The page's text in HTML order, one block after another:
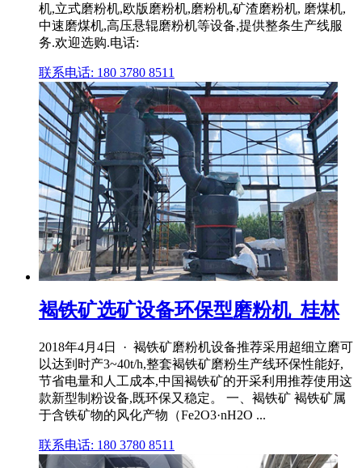
机,立式磨粉机,欧版磨粉机,磨粉机,矿渣磨粉机, 磨煤机,
中速磨煤机,高压悬辊磨粉机等设备,提供整条生产线服
务.欢迎选购.电话:
联系电话: 180 3780 8511
褐铁矿选矿设备环保型磨粉机_桂林
2018年4月4日 · 褐铁矿磨粉机设备推荐采用超细立磨可
以达到时产3~40t/h,整套褐铁矿磨粉生产线环保性能好,
节省电量和人工成本,中国褐铁矿的开采利用推荐使用这
款新型制粉设备,既环保又稳定。 一、褐铁矿 褐铁矿属
于含铁矿物的风化产物（Fe2O3·nH2O ...
联系电话: 180 3780 8511